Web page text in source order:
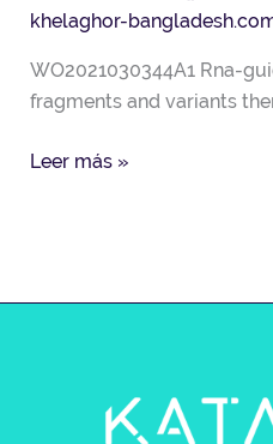
khelaghor-
WO2021030344A1 Rna-
fragments and variants
في
المملكة
العربية
حجوزات
Leer más »